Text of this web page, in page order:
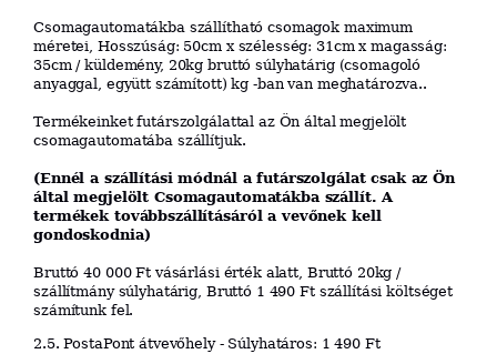
Csomagautomatákba szállítható csomagok maximum
méretei, Hosszúság: 50cm x szélesség: 31cm x magasság:
35cm / küldemény, 20kg bruttó súlyhatárig (csomagoló
anyaggal, együtt számított) kg -ban van meghatározva..
Termékeinket futárszolgálattal az Ön által megjelölt
csomagautomatába szállítjuk.
(Ennél a szállítási módnál a futárszolgálat csak az Ön
által megjelölt Csomagautomatákba szállít. A
termékek továbbszállításáról a vevőnek kell
gondoskodnia)
Bruttó 40 000 Ft vásárlási érték alatt, Bruttó 20kg /
szállítmány súlyhatárig, Bruttó 1 490 Ft szállítási költséget
számítunk fel.
2.5. PostaPont átvevőhely - Súlyhatáros: 1 490 Ft